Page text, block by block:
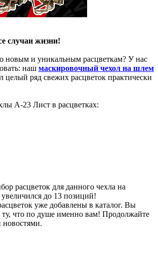
случаи жизни!
новым и уникальным расцветкам? У нас
наш маскировочный чехол на шлем
целый ряд свежих расцветок практически
А-23 Лист в расцветках:
расцветок для данного чехла на
до 13 позиций!
уже добавлены в каталог. Вы
ту, что по душе именно вам! Продолжайте
новостями.